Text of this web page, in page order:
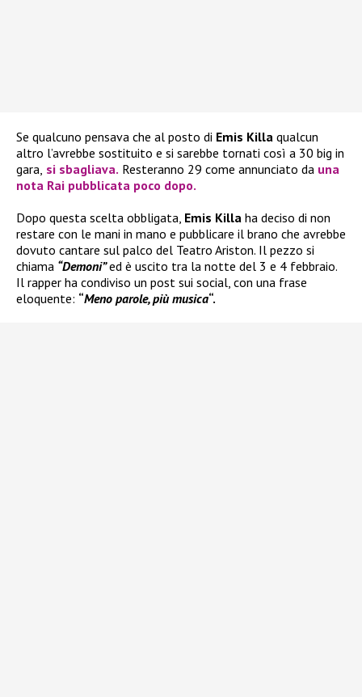
Se qualcuno pensava che al posto di Emis Killa qualcun
altro l’avrebbe sostituito e si sarebbe tornati così a 30 big in
gara, si sbagliava. Resteranno 29 come annunciato da una
nota Rai pubblicata poco dopo.
Dopo questa scelta obbligata, Emis Killa ha deciso di non
restare con le mani in mano e pubblicare il brano che avrebbe
dovuto cantare sul palco del Teatro Ariston. Il pezzo si
chiama “Demoni”ed è uscito tra la notte del 3 e 4 febbraio.
Il rapper ha condiviso un post sui social, con una frase
eloquente: “Meno parole, più musica“.